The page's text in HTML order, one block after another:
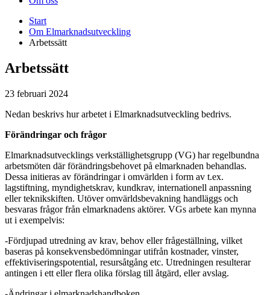
Start
Om Elmarknadsutveckling
Arbetssätt
Arbetssätt
23 februari 2024
Nedan beskrivs hur arbetet i Elmarknadsutveckling bedrivs.
Förändringar och frågor
Elmarknadsutvecklings verkställighetsgrupp (VG) har regelbundna
arbetsmöten där förändringsbehovet på elmarknaden behandlas.
Dessa initieras av förändringar i omvärlden i form av t.ex.
lagstiftning, myndighetskrav, kundkrav, internationell anpassning
eller teknikskiften. Utöver omvärldsbevakning handläggs och
besvaras frågor från elmarknadens aktörer. VGs arbete kan mynna
ut i exempelvis:
-Fördjupad utredning av krav, behov eller frågeställning, vilket
baseras på konsekvensbedömningar utifrån kostnader, vinster,
effektiviseringspotential, resursåtgång etc. Utredningen resulterar
antingen i ett eller flera olika förslag till åtgärd, eller avslag.